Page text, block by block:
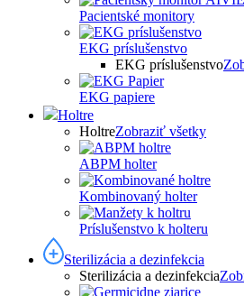
Pacientské monitory
EKG príslušenstvo
EKG príslušenstvo
EKG papiere
Holtre
HoltreZobraziť všetky
ABPM holter
Kombinovaný holter
Príslušenstvo k holteru
Sterilizácia a dezinfekcia
Sterilizácia a dezinfekcia